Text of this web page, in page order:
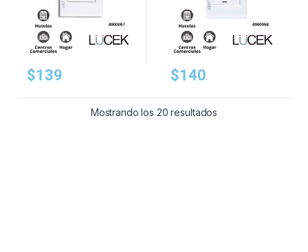
$139 $140
Mostrando los 20 resultados